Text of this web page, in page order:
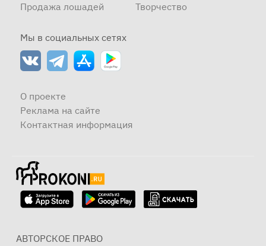
Продажа лошадей
Творчество
Мы в социальных сетях
О проекте
Реклама на сайте
Контактная информация
АВТОРСКОЕ ПРАВО